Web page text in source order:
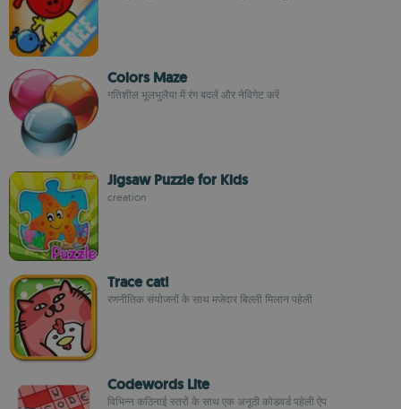
Colors Maze
गतिशील भूलभुलैया में रंग बदलें और नेविगेट करें
Jigsaw Puzzle for Kids
creation
Trace cat!
रणनीतिक संयोजनों के साथ मजेदार बिल्ली मिलान पहेली
Codewords Lite
विभिन्न कठिनाई स्तरों के साथ एक अनूठी कोडवर्ड पहेली ऐप